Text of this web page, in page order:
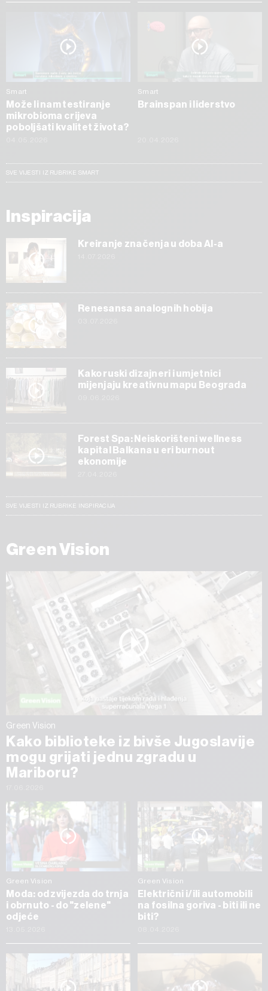
Smart
Može li nam testiranje
mikrobioma crijeva
poboljšati kvalitet života?
Smart
Brainspan i liderstvo
SVE VIJESTI IZ RUBRIKE SMART
Inspiracija
Kreiranje značenja u doba AI-a
Renesansa analognih hobija
Kako ruski dizajneri i umjetnici
mijenjaju kreativnu mapu Beograda
Forest Spa: Neiskorišteni wellness
kapital Balkana u eri burnout
ekonomije
SVE VIJESTI IZ RUBRIKE INSPIRACIJA
Green Vision
Green Vision
Kako biblioteke iz bivše Jugoslavije
mogu grijati jednu zgradu u
Mariboru?
Green Vision
Moda: od zvijezda do trnja
i obrnuto - do "zelene"
odjeće
Green Vision
Električni i/ili automobili
na fosilna goriva - biti ili ne
biti?